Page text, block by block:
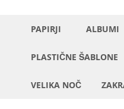
PAPIRJI ALBUMI
PLASTIČNE ŠABLONE
VELIKA NOČ